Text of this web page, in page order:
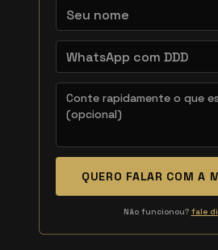
QUERO FALAR COM A
Não funcionou? fale